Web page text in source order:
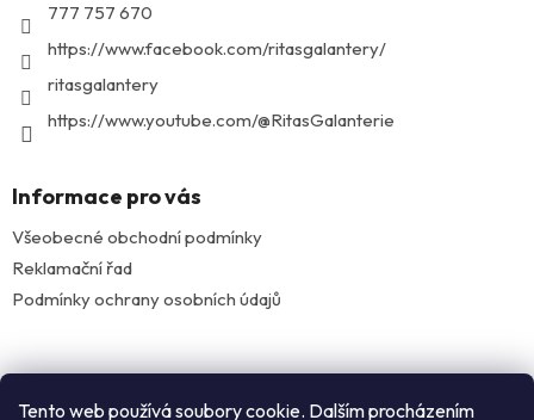
Tento web používá soubory cookie. Dalším procházením
777 757 670
https://www.facebook.com/ritasgalantery/
ritasgalantery
https://www.youtube.com/@RitasGalanterie
Informace pro vás
Všeobecné obchodní podmínky
Reklamační řad
Podmínky ochrany osobních údajů